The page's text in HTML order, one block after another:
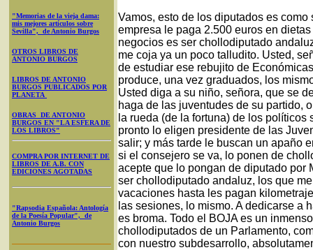
"Memorias de la vieja dama:
mis mejores artículos sobre
Sevilla", de Antonio Burgos
OTROS LIBROS DE
ANTONIO BURGOS
LIBROS DE ANTONIO
BURGOS PUBLICADOS POR
PLANETA
OBRAS DE ANTONIO
BURGOS EN "LA ESFERA DE
LOS LIBROS"
COMPRA POR INTERNET DE
LIBROS DE A.B. CON
EDICIONES AGOTADAS
"Rapsodia Española: Antología
de la Poesía Popular", de
Antonio Burgos
Vamos, esto de los diputados es
empresa le paga 2.500 euros en
negocios es ser chollodiputado
me coja ya un poco talludito. Usted,
de estudiar ese rebujito de
produce, una vez graduados, los
Usted diga a su niño, señora, que se
haga de las juventudes de su partido,
la rueda (de la fortuna) de los
pronto lo eligen presidente de las
salir; y más tarde le buscan un apaño
si el consejero se va, lo ponen de
acepte que lo pongan de diputado por
ser chollodiputado andaluz, los que
vacaciones hasta les pagan
las sesiones, lo mismo. A dedicarse a
es broma. Todo el BOJA es un
chollodiputados de un Parlamento,
con nuestro subdesarrollo,